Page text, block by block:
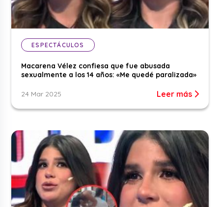
ESPECTÁCULOS
Macarena Vélez confiesa que fue abusada
sexualmente a los 14 años: «Me quedé paralizada»
24 Mar 2025 Leer más